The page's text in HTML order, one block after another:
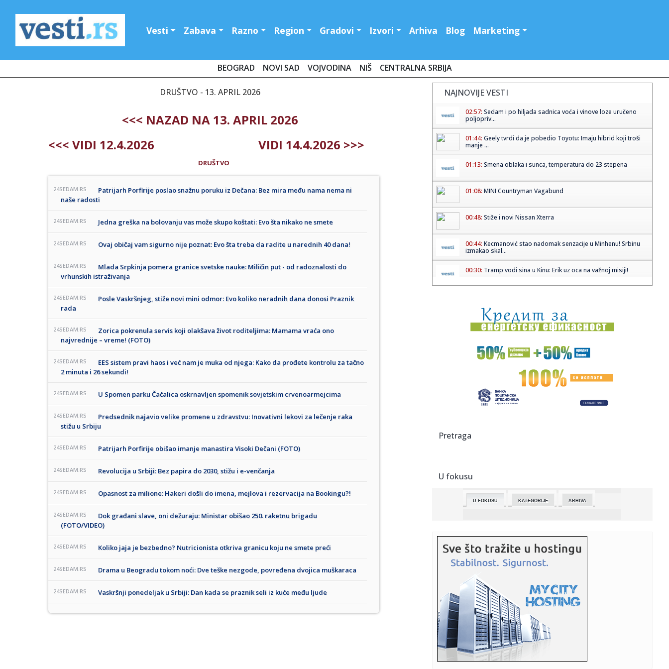
Vesti Zabava Razno Region Gradovi Izvori Arhiva Blog Marketing
BEOGRAD NOVI SAD VOJVODINA NIŠ CENTRALNA SRBIJA
DRUŠTVO - 13. APRIL 2026
<<< NAZAD NA 13. APRIL 2026
<<< VIDI 12.4.2026
VIDI 14.4.2026 >>>
DRUŠTVO
24SEDAM.RS
Patrijarh Porfirije poslao snažnu poruku iz Dečana: Bez mira među nama nema ni
naše radosti
24SEDAM.RS Jedna greška na bolovanju vas može skupo koštati: Evo šta nikako ne smete
24SEDAM.RS Ovaj običaj vam sigurno nije poznat: Evo šta treba da radite u narednih 40 dana!
24SEDAM.RS
Mlada Srpkinja pomera granice svetske nauke: Miličin put - od radoznalosti do
vrhunskih istraživanja
24SEDAM.RS
Posle Vaskršnjeg, stiže novi mini odmor: Evo koliko neradnih dana donosi Praznik
rada
24SEDAM.RS
Zorica pokrenula servis koji olakšava život roditeljima: Mamama vraća ono
najvrednije – vreme! (FOTO)
24SEDAM.RS
EES sistem pravi haos i već nam je muka od njega: Kako da prođete kontrolu za tačno
2 minuta i 26 sekundi!
24SEDAM.RS U Spomen parku Čačalica oskrnavljen spomenik sovjetskim crvenoarmejcima
24SEDAM.RS
Predsednik najavio velike promene u zdravstvu: Inovativni lekovi za lečenje raka
stižu u Srbiju
24SEDAM.RS Patrijarh Porfirije obišao imanje manastira Visoki Dečani (FOTO)
24SEDAM.RS Revolucija u Srbiji: Bez papira do 2030, stižu i e-venčanja
24SEDAM.RS Opasnost za milione: Hakeri došli do imena, mejlova i rezervacija na Bookingu?!
24SEDAM.RS
Dok građani slave, oni dežuraju: Ministar obišao 250. raketnu brigadu
(FOTO/VIDEO)
24SEDAM.RS Koliko jaja je bezbedno? Nutricionista otkriva granicu koju ne smete preći
24SEDAM.RS Drama u Beogradu tokom noći: Dve teške nezgode, povređena dvojica muškaraca
24SEDAM.RS Vaskršnji ponedeljak u Srbiji: Dan kada se praznik seli iz kuće među ljude
NAJNOVIJE VESTI
02:57: Sedam i po hiljada sadnica voća i vinove loze uručeno
poljopriv...
01:44: Geely tvrdi da je pobedio Toyotu: Imaju hibrid koji troši
manje ...
01:13: Smena oblaka i sunca, temperatura do 23 stepena
01:08: MINI Countryman Vagabund
00:48: Stiže i novi Nissan Xterra
00:44: Kecmanović stao nadomak senzacije u Minhenu! Srbinu
izmakao skal...
00:30: Tramp vodi sina u Kinu: Erik uz oca na važnoj misiji!
00:13:Dogodilo se na današnji datum, 15. april
00:06:Vrede kao suvo zlato: Svi bacamo kore od banane, a oni
na njima z...
Veliki hit Jelene Rozge nakon 15 godina dobiće svoj spot
00:02:Ovo cvijeće uspijeva na najvećoj vrućini: Raste kao ludo i
polufi...
23:46:
23:45:
Oglasio se RHMZ: Otkriveno šta nas čeka večeras, evo
23:28:Prvi snimci iz kafića u kojem je izrešetan Krsto Vujić zvani
"...
23:20:Nissan ima novu strategiju
23:17:DEMEBELE OSVOJIO „ENFILD“: Liverpul napadao, PSŽ kaznio
i ot...
23:15:Bez struje u sredu u deset ulica
Pretraga
U fokusu
U FOKUSU KATEGORIJE ARHIVA